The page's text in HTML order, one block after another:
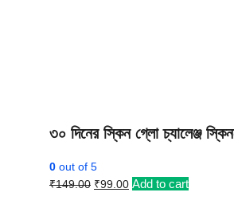
৩০ দিনের স্কিন গ্লো চ্যালেঞ্জ
0 out of 5
₹149.00 Original
₹99.00Current
Add to cart